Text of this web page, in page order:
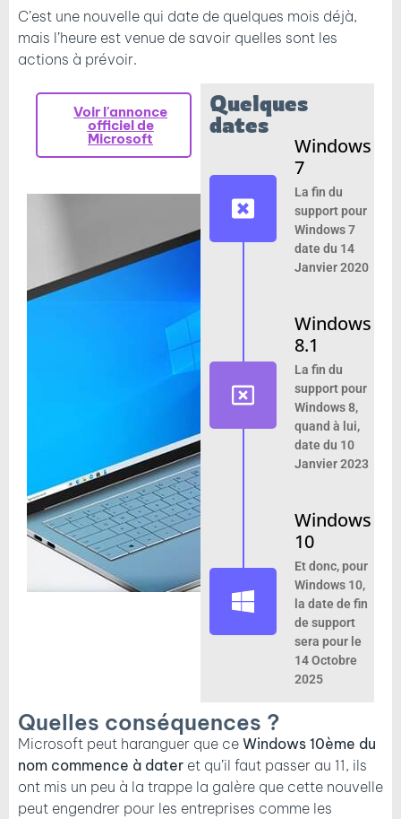
C’est une nouvelle qui date de quelques mois déjà,
mais l’heure est venue de savoir quelles sont les
actions à prévoir.
Voir l'annonce
officiel de
Microsoft
Quelques
dates
Windows
7
La fin du
support pour
Windows 7
date du 14
Janvier 2020
Windows
8.1
La fin du
support pour
Windows 8,
quand à lui,
date du 10
Janvier 2023
Windows
10
Et donc, pour
Windows 10,
la date de fin
de support
sera pour le
14 Octobre
2025
Quelles conséquences ?
Microsoft peut haranguer que ce Windows 10ème du
nom commence à dater et qu’il faut passer au 11, ils
ont mis un peu à la trappe la galère que cette nouvelle
peut engendrer pour les entreprises comme les